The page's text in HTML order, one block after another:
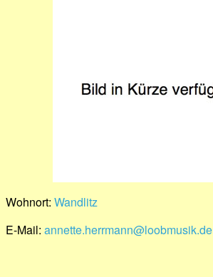
Wohnort: Wandlitz
E-Mail: annette.herrmann@loobmusik.de